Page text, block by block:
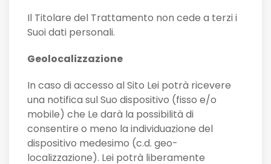
Il Titolare del Trattamento non cede a terzi i
Suoi dati personali.
Geolocalizzazione
In caso di accesso al Sito Lei potrà ricevere
una notifica sul Suo dispositivo (fisso e/o
mobile) che Le darà la possibilità di
consentire o meno la individuazione del
dispositivo medesimo (c.d. geo-
localizzazione). Lei potrà liberamente